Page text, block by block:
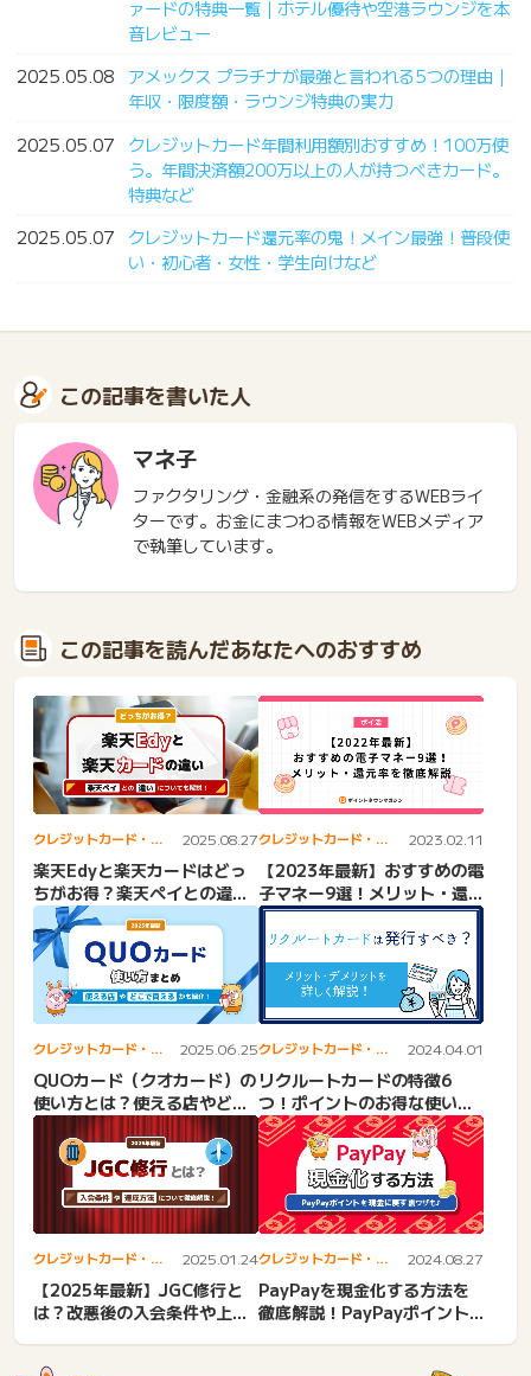
ァードの特典一覧｜ホテル優待や空港ラウンジを本
音レビュー
2025.05.08
アメックス プラチナが最強と言われる5つの理由｜
年収・限度額・ラウンジ特典の実力
2025.05.07
クレジットカード年間利用額別おすすめ！100万使
う。年間決済額200万以上の人が持つべきカード。
特典など
2025.05.07
クレジットカード還元率の鬼！メイン最強！普段使
い・初心者・女性・学生向けなど
この記事を書いた人
マネ子
ファクタリング・金融系の発信をするWEBライ
ターです。お金にまつわる情報をWEBメディア
で執筆しています。
この記事を読んだあなたへのおすすめ
クレジットカード・電
2025.08.27
楽天Edyと楽天カードはどっ
ちがお得？楽天ペイとの違い
や還元率を解説！
クレジットカード・電
2023.02.11
【2023年最新】おすすめの電
子マネー9選！メリット・還
元率を徹底解説
クレジットカード・電
2025.06.25
QUOカード（クオカード）の
使い方とは？使える店やどこ
で買えるかも紹介！
クレジットカード・電
2024.04.01
リクルートカードの特徴6
つ！ポイントのお得な使い道
とメリット解説
クレジットカード・電
2025.01.24
【2025年最新】JGC修行と
は？改悪後の入会条件や上級
クレジットカード・電
2024.08.27
PayPayを現金化する方法を
徹底解説！PayPayポイント